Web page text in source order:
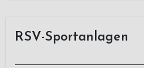
RSV-Sportanlagen